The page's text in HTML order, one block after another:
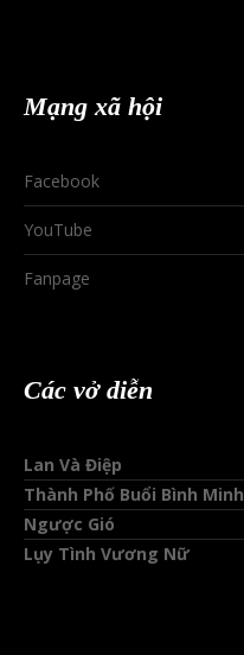
Mạng xã hội
Facebook
YouTube
Fanpage
Các vở diễn
Lan Và Điệp
Thành Phố Buổi Bình Minh
Ngược Gió
Lụy Tình Vương Nữ